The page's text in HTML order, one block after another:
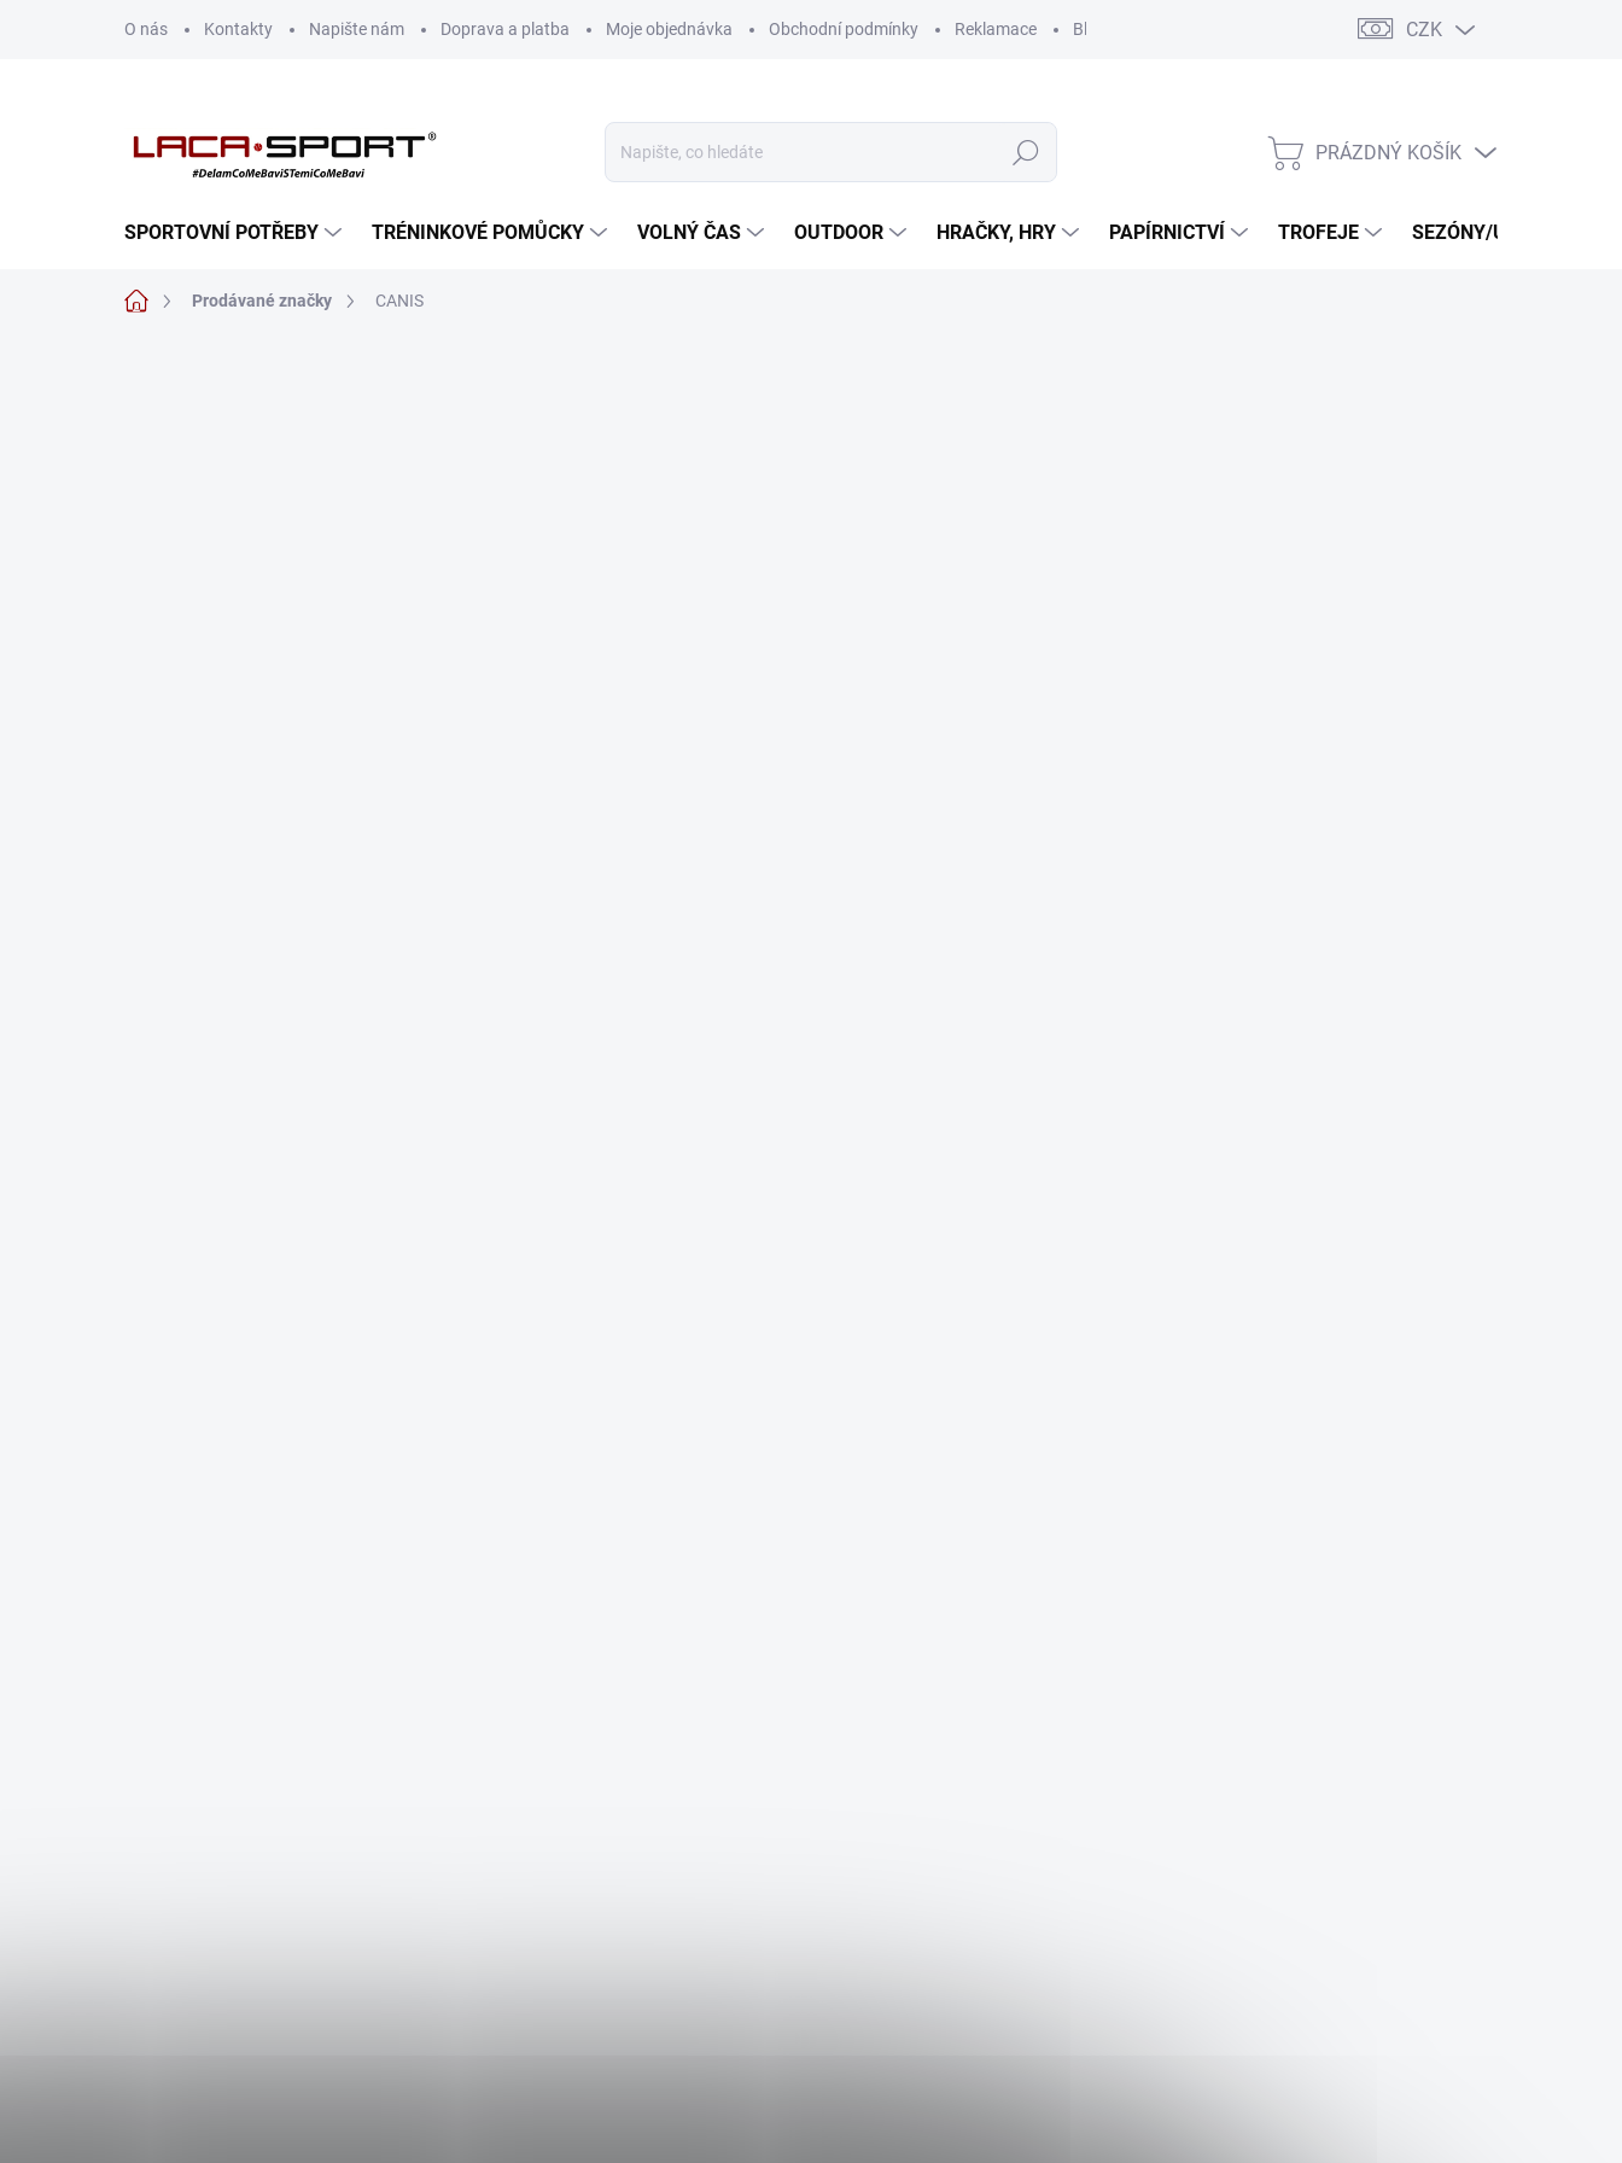
O nás Kontakty Napište nám Doprava a platba Moje objednávka Obchodní podmínky Reklamace Blog CZK
Hledat
NÁKUPNÍ
PRÁZDNÝ KOŠÍK
SPORTOVNÍ POTŘEBY TRÉNINKOVÉ POMŮCKY VOLNÝ ČAS OUTDOOR HRAČKY, HRY PAPÍRNICTVÍ TROFEJE SEZÓNY/UDÁLOSTI
Domů Prodávané značky CANIS